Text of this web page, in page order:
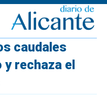
caudales
rechaza el